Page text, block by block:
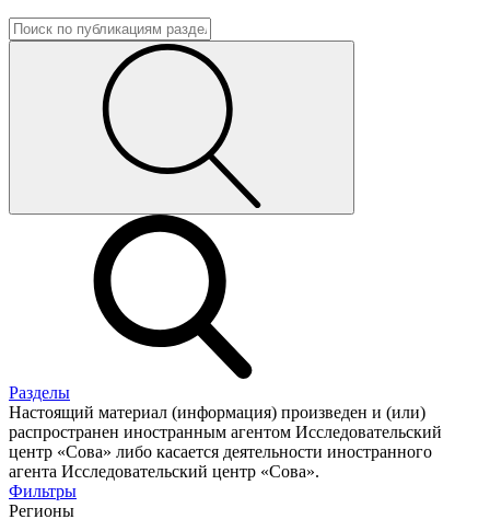
Разделы
Настоящий материал (информация) произведен и (или)
распространен иностранным агентом Исследовательский
центр «Сова» либо касается деятельности иностранного
агента Исследовательский центр «Сова».
Фильтры
Регионы